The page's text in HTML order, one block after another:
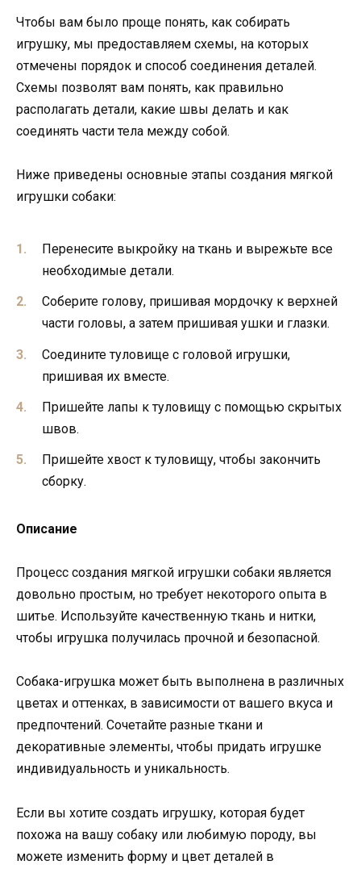
Чтобы вам было проще понять, как собирать
игрушку, мы предоставляем схемы, на которых
отмечены порядок и способ соединения деталей.
Схемы позволят вам понять, как правильно
располагать детали, какие швы делать и как
соединять части тела между собой.
Ниже приведены основные этапы создания мягкой
игрушки собаки:
Перенесите выкройку на ткань и вырежьте все
необходимые детали.
Соберите голову, пришивая мордочку к верхней
части головы, а затем пришивая ушки и глазки.
Соедините туловище с головой игрушки,
пришивая их вместе.
Пришейте лапы к туловищу с помощью скрытых
швов.
Пришейте хвост к туловищу, чтобы закончить
сборку.
Описание
Процесс создания мягкой игрушки собаки является
довольно простым, но требует некоторого опыта в
шитье. Используйте качественную ткань и нитки,
чтобы игрушка получилась прочной и безопасной.
Собака-игрушка может быть выполнена в различных
цветах и оттенках, в зависимости от вашего вкуса и
предпочтений. Сочетайте разные ткани и
декоративные элементы, чтобы придать игрушке
индивидуальность и уникальность.
Если вы хотите создать игрушку, которая будет
похожа на вашу собаку или любимую породу, вы
можете изменить форму и цвет деталей в